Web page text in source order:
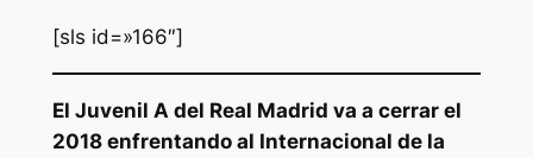
[sls id=»166″]
El Juvenil A del Real Madrid va a cerrar el
2018 enfrentando al Internacional de la